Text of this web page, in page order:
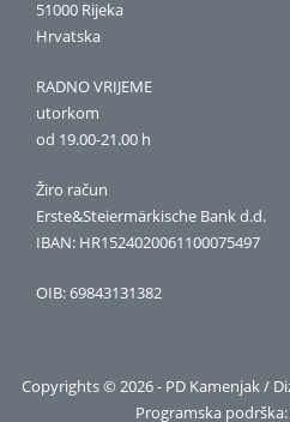
51000 Rijeka
Hrvatska
RADNO VRIJEME
utorkom
od 19.00-21.00 h
Žiro račun
Erste&Steiermärkische Bank d.d.
IBAN: HR1524020061100075497
OIB: 69843131382
Copyrights © 2026 - PD Kamenjak /
Programska podrška: